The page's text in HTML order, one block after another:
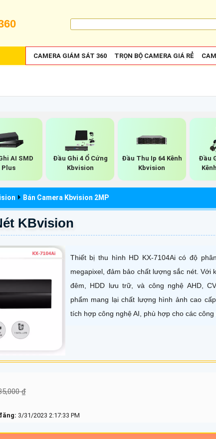
CAMERA GIÁM SÁT 360 TRỌN BỘ CAMERA GIÁ RẺ
AI SMD
Plus
Đầu Ghi 4 Ổ Cứng
Kbvision
Đầu Thu Ip 64 Kênh
Kbvision
Đầu
Bán Camera Kbvision 2MP
KBvision
Thiết bị thu hình HD KX-7104Ai có độ
megapixel, đảm bảo chất lượng sắc nét. Với
đêm, HDD lưu trữ, và công nghệ AHD,
phẩm mang lại chất lượng hình ảnh cao
tích hợp công nghệ AI, phù hợp cho các
₫
3/31/2023 2:17:33 PM